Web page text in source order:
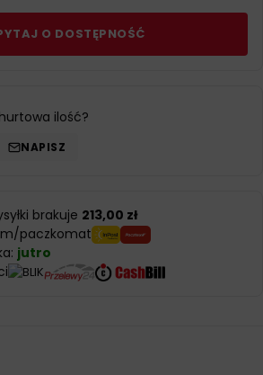
O DOSTĘPNOŚĆ
ilość?
NAPISZ
brakuje 213,00 zł
paczkomat
jutro